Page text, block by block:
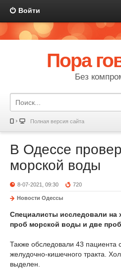
Войти
Пора
Без
Полная версия сайта
В Одессе
морской воды
8-07-2021, 09:30 720
Новости Одессы
Специалисты исследовали на
проб морской воды и две
Также обследовали 43 пациента
желудочно-кишечного тракта.
выделен.